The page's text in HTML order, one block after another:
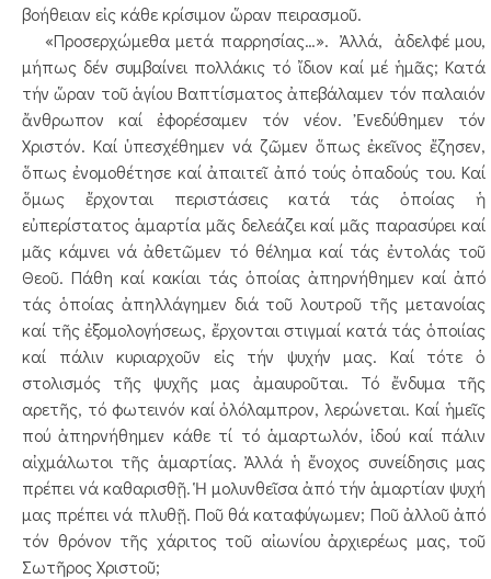
βοήθειαν εἰς κάθε κρίσιμον ὥραν πειρασμοῦ.
«Προσερχώμεθα μετά παρρησίας…». Ἀλλά, ἀδελφέ μου,
μήπως δέν συμβαίνει πολλάκις τό ἴδιον καί μέ ἡμᾶς; Κατά
τήν ὥραν τοῦ ἁγίου Βαπτίσματος ἀπεβάλαμεν τόν παλαιόν
ἄνθρωπον καί ἐφορέσαμεν τόν νέον. Ἐνεδύθημεν τόν
Χριστόν. Καί ὑπεσχέθημεν νά ζῶμεν ὅπως ἐκεῖνος ἔζησεν,
ὅπως ἐνομοθέτησε καί ἀπαιτεῖ ἀπό τούς ὀπαδούς του. Καί
ὅμως ἔρχονται περιστάσεις κατά τάς ὁποίας ἡ
εὐπερίστατος ἁμαρτία μᾶς δελεάζει καί μᾶς παρασύρει καί
μᾶς κάμνει νά ἀθετῶμεν τό θέλημα καί τάς ἐντολάς τοῦ
Θεοῦ. Πάθη καί κακίαι τάς ὁποίας ἀπηρνήθημεν καί ἀπό
τάς ὁποίας ἀπηλλάγημεν διά τοῦ λουτροῦ τῆς μετανοίας
καί τῆς ἐξομολογήσεως, ἔρχονται στιγμαί κατά τάς ὁποιίας
καί πάλιν κυριαρχοῦν εἰς τήν ψυχήν μας. Καί τότε ὁ
στολισμός τῆς ψυχῆς μας ἀμαυροῦται. Τό ἔνδυμα τῆς
αρετῆς, τό φωτεινόν καί ὀλόλαμπρον, λερώνεται. Καί ἡμεῖς
πού ἀπηρνήθημεν κάθε τί τό ἁμαρτωλόν, ἰδού καί πάλιν
αἰχμάλωτοι τῆς ἁμαρτίας. Ἀλλά ἡ ἔνοχος συνείδησις μας
πρέπει νά καθαρισθῇ. Ἡ μολυνθεῖσα ἀπό τήν ἁμαρτίαν ψυχή
μας πρέπει νά πλυθῇ. Ποῦ θά καταφύγωμεν; Ποῦ ἀλλοῦ ἀπό
τόν θρόνον τῆς χάριτος τοῦ αἰωνίου ἀρχιερέως μας, τοῦ
Σωτῆρος Χριστοῦ;